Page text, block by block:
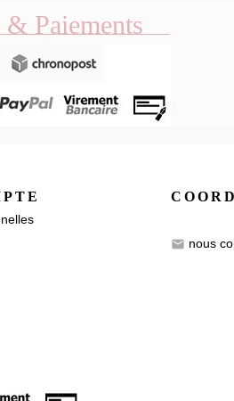
Paiements
email nous